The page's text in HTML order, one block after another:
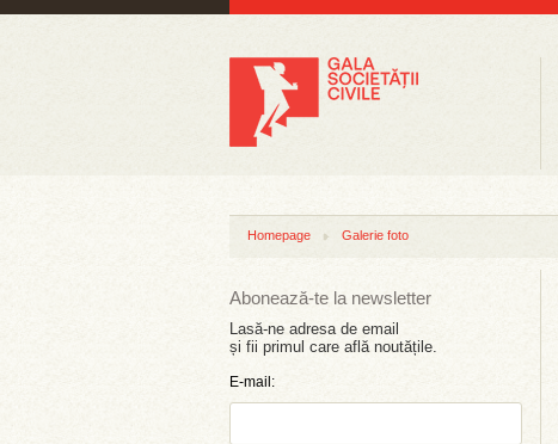
Homepage Galerie foto
Abonează-te la newsletter
Lasă-ne adresa de email
și fii primul care află noutățile.
E-mail: